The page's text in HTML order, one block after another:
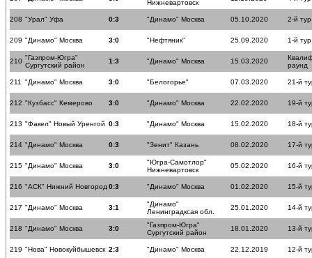
Нижневартовск
208 "Урал" Уфа 0:3 "Динамо" Москва 05.10.2020 2-й тур
209 "Динамо" Москва 3:0 "Нефтяник" 25.09.2020 1-й тур
210 "Газпром-Югра"
Сургутский район
1:3 "Динамо" Москва 15.03.2020
раунд
211 "Динамо" Москва 3:0 "Белогорье" 07.03.2020 21-й
212 "Кузбасс" Кемерово 3:0 "Динамо" Москва 22.02.2020 19-й
213 "Факел" Новый Уренгой 0:3 "Динамо" Москва 15.02.2020 18-й
214 "Динамо" Москва 0:3 "Зенит" Казань 08.02.2020 17-й
215 "Динамо" Москва 3:0
"Югра-Самотлор"
Нижневартовск
05.02.2020 16-й
216 "АСК" Нижний Новгород 0:3 "Динамо" Москва 01.02.2020 15-й
217 "Динамо" Москва 3:1
"Динамо"
Ленинградксая обл.
25.01.2020 14-й
218 "Динамо" Москва 3:0
"Газпром-Югра"
Сургутский район
18.01.2020 13-й
219 "Нова" Новокуйбышевск 2:3 "Динамо" Москва 22.12.2019 12-й